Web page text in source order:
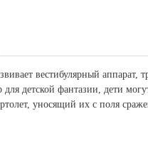
вестибулярный
детской фантазии, дети
уносящий их с поля